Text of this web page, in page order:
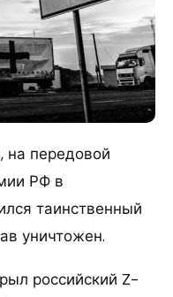
на передовой
РФ в
таинственный
уничтожен.
российский Z-